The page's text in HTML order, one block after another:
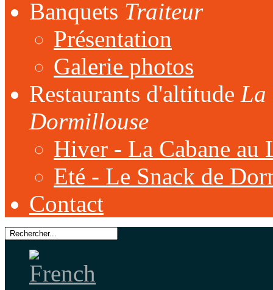
Banquets Traiteur
Présentation
Galerie photos
Restaurants d'altitude La
Dormillouse
Hiver - La Cabane au
Eté - Le Snack de
Contact